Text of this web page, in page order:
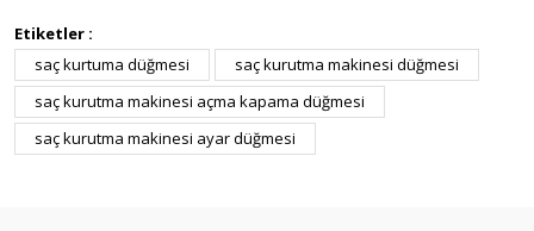
Etiketler :
saç kurtuma düğmesi
saç kurutma makinesi düğmesi
saç kurutma makinesi açma kapama düğmesi
saç kurutma makinesi ayar düğmesi